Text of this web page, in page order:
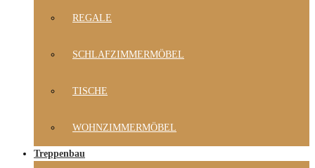
REGALE
SCHLAFZIMMERMÖBEL
TISCHE
WOHNZIMMERMÖBEL
Treppenbau